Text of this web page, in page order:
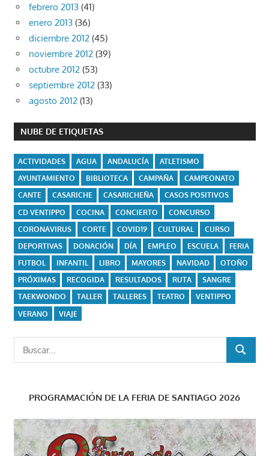
febrero 2013 (41)
enero 2013 (36)
diciembre 2012 (45)
noviembre 2012 (39)
octubre 2012 (53)
septiembre 2012 (33)
agosto 2012 (13)
NUBE DE ETIQUETAS
ACTIVIDADES AGUA ANDALUCÍA
ATLETISMO
AYUNTAMIENTO
BIBLIOTECA CAMPAÑA
CAMPEONATO
CANTE
CASARICHE CASARICHEÑA
CASOS POSITIVOS
CD VENTIPPO
COCINA CONCIERTO
CONCURSO
CORONAVIRUS
CORTE COVID19 CULTURAL
CURSO
DEPORTIVAS
DONACIÓN DÍA EMPLEO ESCUELA
FERIA
FUTBOL
INFANTIL LIBRO MAYORES NAVIDAD
OTOÑO
PRÓXIMAS
RECOGIDA RESULTADOS RUTA
SANGRE
TAEKWONDO
TALLER TALLERES TEATRO
VENTIPPO
VERANO
VIAJE
BUSCAR
PROGRAMACIÓN DE LA FERIA DE SANTIAGO 2026